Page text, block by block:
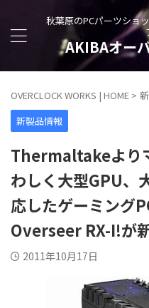
秋葉原のPCパーツショ
AKIBAオー
OVERCLOCK WORKS | HOME >
新製品情報
Thermaltakeより
わしく大型GPU、
応したゲーミング
Overseer RX-I!が
2011年10月17日